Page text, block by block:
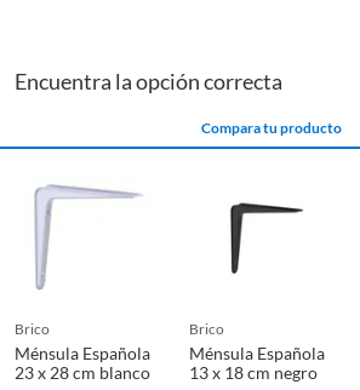
encontrar los tornillos adecuados para tu
Procedencia México
Requiere armado
Tipo de mueble
Muebles
logia
Encuentra la opción correcta
Compara tu producto
brico
Ménsula Española
23 x 28 cm blanco
brico
Ménsula Española
13 x 18 cm negro